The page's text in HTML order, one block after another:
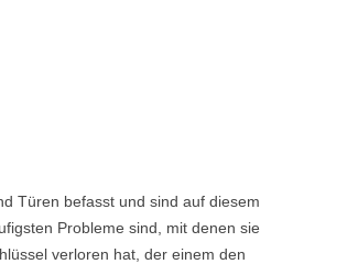
Türen befasst und sind auf diesem
Probleme sind, mit denen sie
verloren hat, der einem den